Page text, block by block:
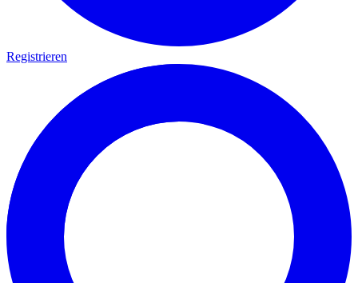
Registrieren